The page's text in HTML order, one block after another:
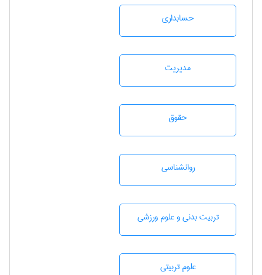
حسابداری
مديريت
حقوق
روانشناسی
تربيت بدنی و علوم ورزشی
علوم تربيتی